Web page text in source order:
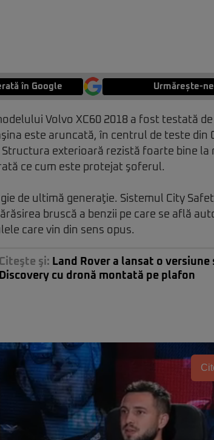
în Google Urmărește-
Volvo XC60 2018 a fost testată
este aruncată, în centrul de teste din
exterioară rezistă foarte bine la
ce cum este protejat şoferul.
de ultimă generaţie. Sistemul City
bruscă a benzii pe care se află
care vin din sens opus.
Citeşte şi: Land Rover a lansat o versiune
Discovery cu dronă montată pe plafon